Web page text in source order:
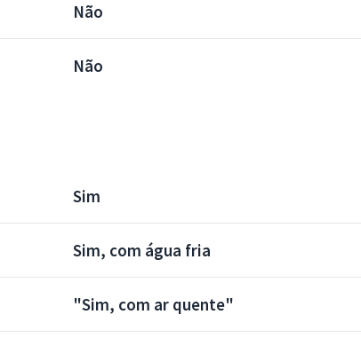
Não
Não
Sim
Sim, com água fria
"Sim, com ar quente"